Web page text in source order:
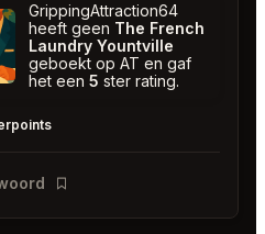
GrippingAttraction64
heeft geen The French
Laundry Yountville
geboekt op AT en gaf
het een 5 ster rating.
Bladwijzer